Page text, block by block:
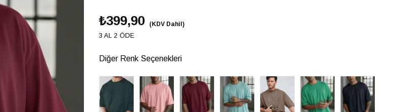
₺399,90 (KDV Dahil)
3 AL 2 ÖDE
Diğer Renk Seçenekleri